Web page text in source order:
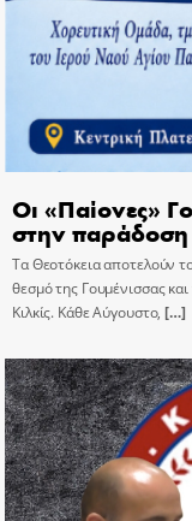
Οι «Παίονες»
στην παράδοση
Τα Θεοτόκεια αποτελούν
θεσμό της Γουμένισσας
Κιλκίς. Κάθε Αύγουστο, […]